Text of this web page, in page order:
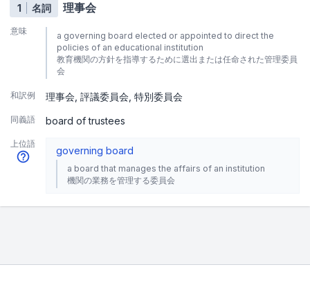
1 名詞 理事会
意味
a governing board elected or appointed to direct the
policies of an educational institution
教育機関の方針を指導するために選出または任命された管理委員
会
和訳例 理事会 評議委員会 特別委員会
同義語 board of trustees
上位語
governing board
a board that manages the affairs of an institution
機関の業務を管理する委員会